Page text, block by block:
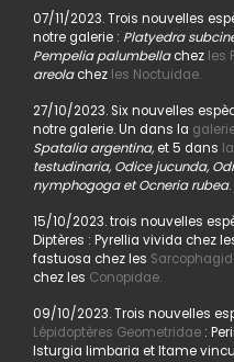
07/11/2023. Trois nouvelles
notre galerie : Platyedra
Pempelia palumbellachez les
areolachez les Noctuidae.
27/10/2023. Six nouvelles
notre galerie. Un dans la
Spatalia argentina, et 5 dans
testudinaria, Odice jucunda,
nymphogoga et Ocneria rubea.
15/10/2023. trois nouvelles
Diptères : Pyrellia vivida chez
fastuosa chez les
chez les Conopidae.
09/10/2023. Trois nouvelles
Lépidoptères Geometridae:
Isturgia limbaria et Itame